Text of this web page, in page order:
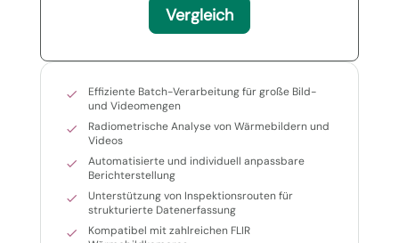
Vergleich
Effiziente Batch-Verarbeitung für große Bild-
und Videomengen
Radiometrische Analyse von Wärmebildern und
Videos
Automatisierte und individuell anpassbare
Berichterstellung
Unterstützung von Inspektionsrouten für
strukturierte Datenerfassung
Kompatibel mit zahlreichen FLIR